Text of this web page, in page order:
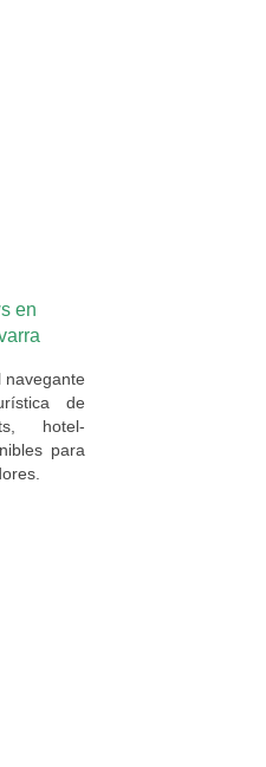
en
de
hotel-
para